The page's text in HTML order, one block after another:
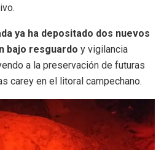
ya ha depositado dos nuevos
bajo resguardo y vigilancia
a la preservación de futuras
carey en el litoral campechano.